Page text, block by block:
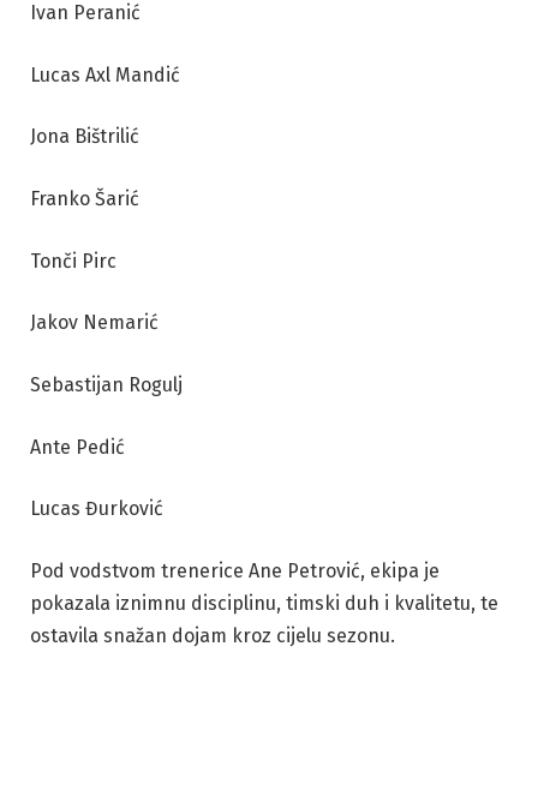
Ivan Peranić
Lucas Axl Mandić
Jona Bištrilić
Franko Šarić
Tonči Pirc
Jakov Nemarić
Sebastijan Rogulj
Ante Pedić
Lucas Đurković
Pod vodstvom trenerice Ane Petrović, ekipa je
pokazala iznimnu disciplinu, timski duh i kvalitetu, te
ostavila snažan dojam kroz cijelu sezonu.